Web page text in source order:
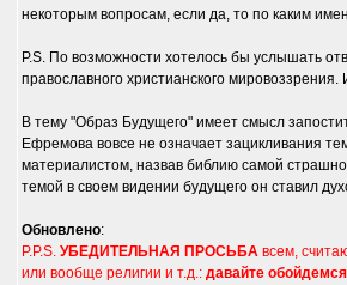
некоторым вопросам, если да, то по каким
P.S. По возможности хотелось бы услышать
православного христианского
В тему "Образ Будущего" имеет смысл
Ефремова вовсе не означает зацикливания
материалистом, назвав библию самой
темой в своем видении будущего он ставил
Обновлено:
P.P.S. УБЕДИТЕЛЬНАЯ ПРОСЬБА всем,
или вообще религии и т.д.: давайте